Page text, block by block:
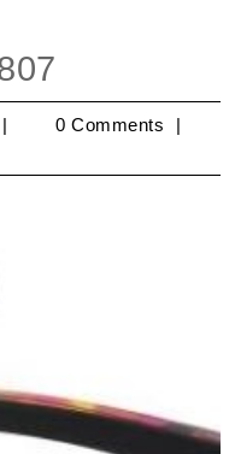
modraszek
0 Comments